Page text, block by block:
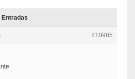
Entradas
#10985